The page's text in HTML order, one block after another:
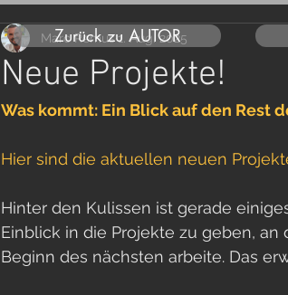
Neue Projekte!
Marc Remus1. Aug. 2025
Was kommt: Ein Blick auf den Rest
Hier sind die aktuellen neuen
Hinter den Kulissen ist gerade
Einblick in die Projekte zu geben,
Beginn des nächsten arbeite. Das
Zurück zu AUTOR